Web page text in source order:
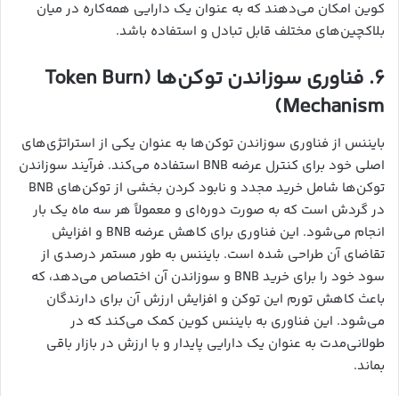
کوین امکان می‌دهند که به عنوان یک دارایی همه‌کاره در میان
بلاکچین‌های مختلف قابل تبادل و استفاده باشد.
۶. فناوری سوزاندن توکن‌ها (Token Burn
Mechanism)
بایننس از فناوری سوزاندن توکن‌ها به عنوان یکی از استراتژی‌های
اصلی خود برای کنترل عرضه BNB استفاده می‌کند. فرآیند سوزاندن
توکن‌ها شامل خرید مجدد و نابود کردن بخشی از توکن‌های BNB
در گردش است که به صورت دوره‌ای و معمولاً هر سه ماه یک بار
انجام می‌شود. این فناوری برای کاهش عرضه BNB و افزایش
تقاضای آن طراحی شده است. بایننس به طور مستمر درصدی از
سود خود را برای خرید BNB و سوزاندن آن اختصاص می‌دهد، که
باعث کاهش تورم این توکن و افزایش ارزش آن برای دارندگان
می‌شود. این فناوری به بایننس کوین کمک می‌کند که در
طولانی‌مدت به عنوان یک دارایی پایدار و با ارزش در بازار باقی
بماند.